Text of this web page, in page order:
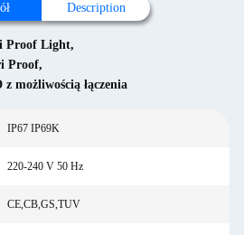
Description
Proof Light,
Proof,
możliwością łączenia
IP67 IP69K
220-240 V 50 Hz
CE,CB,GS,TUV